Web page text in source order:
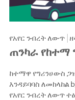
የአየር ንብረት ለውጥ
ጠንካራ የከተማ
ከተማዋ የግሪንሀውስ
እንዳይባባስ ለመከላከል
የአየር ንብረት ለውጥ